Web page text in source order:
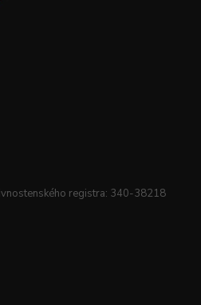
registra: 340-38218